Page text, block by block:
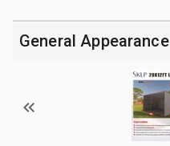
General Appearance